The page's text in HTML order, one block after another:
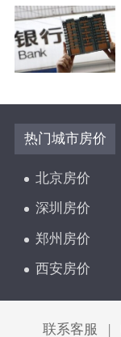
热门城市房价
北京房价
深圳房价
郑州房价
西安房价
太原房价
联系客服